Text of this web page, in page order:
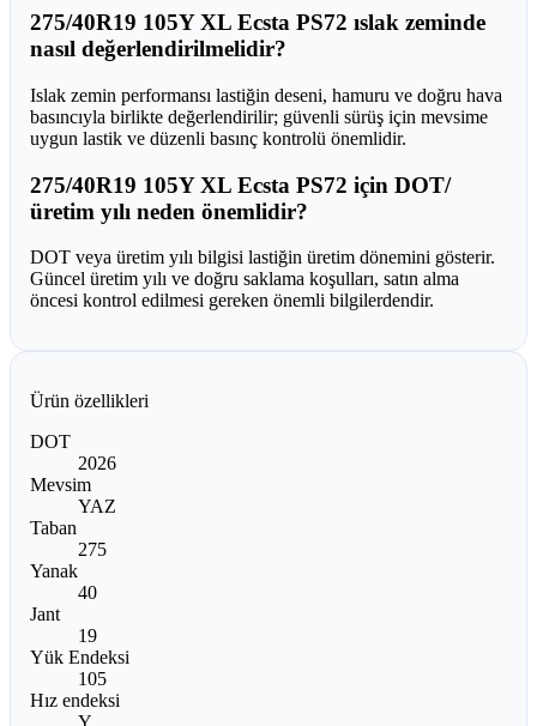
275/40R19 105Y XL Ecsta PS72 ıslak zeminde
nasıl değerlendirilmelidir?
Islak zemin performansı lastiğin deseni, hamuru ve doğru hava
basıncıyla birlikte değerlendirilir; güvenli sürüş için mevsime
uygun lastik ve düzenli basınç kontrolü önemlidir.
275/40R19 105Y XL Ecsta PS72 için DOT/
üretim yılı neden önemlidir?
DOT veya üretim yılı bilgisi lastiğin üretim dönemini gösterir.
Güncel üretim yılı ve doğru saklama koşulları, satın alma
öncesi kontrol edilmesi gereken önemli bilgilerdendir.
Ürün özellikleri
DOT
2026
Mevsim
YAZ
Taban
275
Yanak
40
Jant
19
Yük Endeksi
105
Hız endeksi